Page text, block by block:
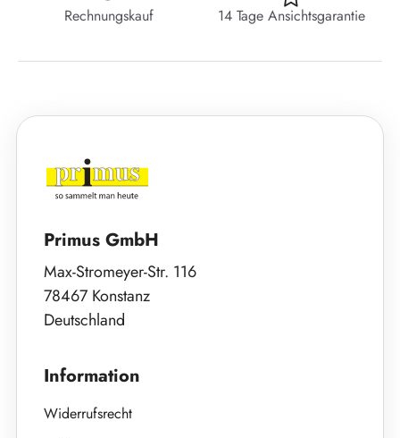
Rechnungskauf 14 Tage Ansichtsgarantie
Primus GmbH
Max-Stromeyer-Str. 116
78467 Konstanz
Deutschland
Information
Widerrufsrecht